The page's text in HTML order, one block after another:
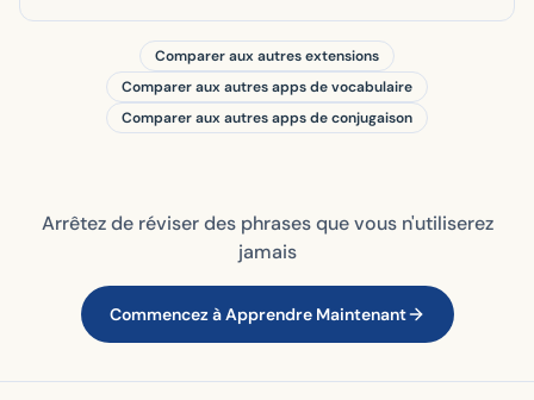
Comparer aux autres extensions
Comparer aux autres apps de vocabulaire
Comparer aux autres apps de conjugaison
Arrêtez de réviser des phrases que vous n'utiliserez
jamais
Commencez à Apprendre Maintenant